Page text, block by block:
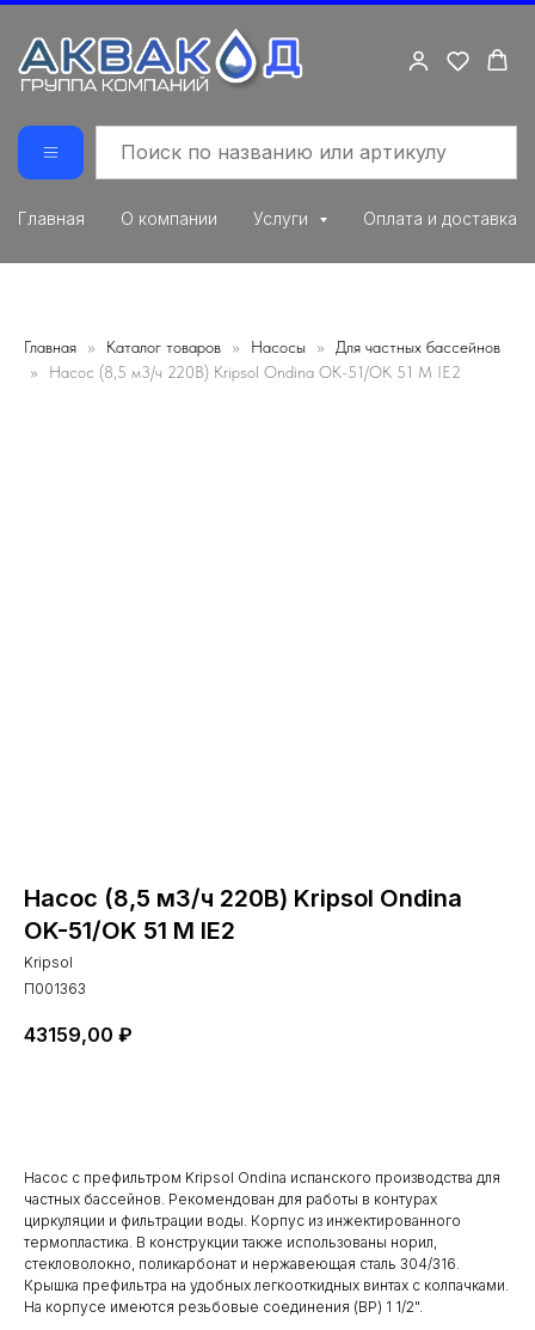
Главная О компании Услуги Оплата и доставка
Главная Каталог товаров Насосы
Для частных бассейнов
Насос (8,5 м3/ч 220В) Kripsol Ondina OK-51/OK 51 M IE2
Насос (8,5 м3/ч 220В) Kripsol Ondina
OK-51/OK 51 M IE2
Kripsol
П001363
43159,00 ₽
Насос с префильтром Kripsol Ondina испанского производства для
частных бассейнов. Рекомендован для работы в контурах
циркуляции и фильтрации воды. Корпус из инжектированного
термопластика. В конструкции также использованы норил,
стекловолокно, поликарбонат и нержавеющая сталь 304/316.
Крышка префильтра на удобных легкооткидных винтах с колпачками.
На корпусе имеются резьбовые соединения (ВР) 1 1/2".